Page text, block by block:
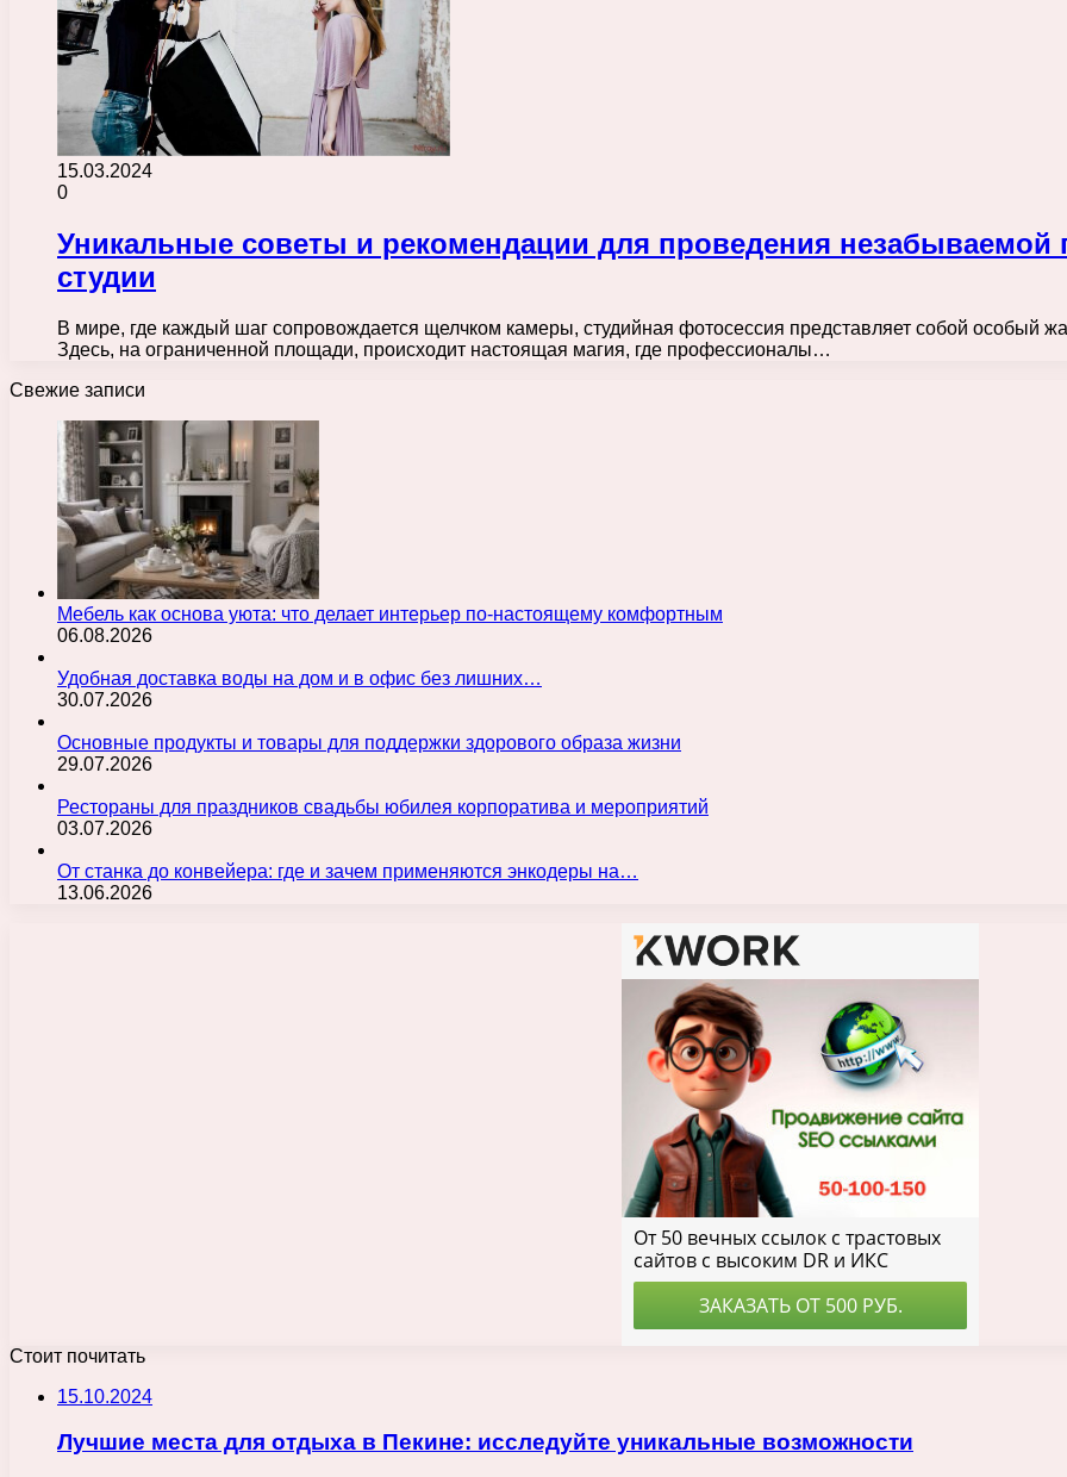
15.03.2024
0
Уникальные советы и рекомендации для проведения
студии
В мире, где каждый шаг сопровождается щелчком камеры, студийная фотосессия представляет собой особый
Здесь, на ограниченной площади, происходит настоящая магия, где профессионалы…
Свежие записи
Мебель как основа уюта: что делает интерьер по-настоящему комфортным
06.08.2026
Удобная доставка воды на дом и в офис без лишних…
30.07.2026
Основные продукты и товары для поддержки здорового образа жизни
29.07.2026
Рестораны для праздников свадьбы юбилея корпоратива и мероприятий
03.07.2026
От станка до конвейера: где и зачем применяются энкодеры на…
13.06.2026
Стоит почитать
15.10.2024
Лучшие места для отдыха в Пекине: исследуйте уникальные возможности